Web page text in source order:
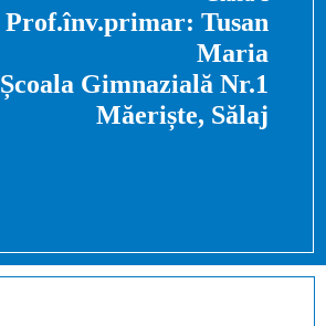
Prof.înv.primar: Tusan
Maria
Școala Gimnazială Nr.1
Măeriște, Sălaj